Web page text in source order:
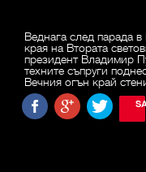
Веднага след парада
края на Втората
президент Владимир
техните съпруги
Вечния огън край